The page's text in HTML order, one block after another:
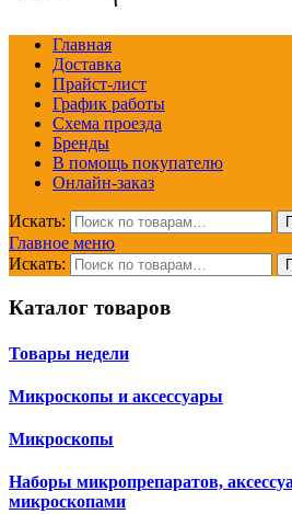
Главная
Доставка
Прайст-лист
График работы
Схема проезда
Бренды
В помощь покупателю
Онлайн-заказ
Искать:
Главное меню
Искать:
Каталог товаров
Товары недели
Микроскопы и аксессуары
Микроскопы
Наборы микропрепаратов,
микроскопами